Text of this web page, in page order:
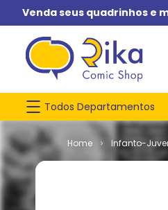
Venda seus quadrinhos e
Todos Departamentos
Infanto-